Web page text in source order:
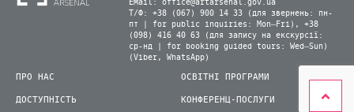
Email: office@artarsenal.gov.ua
Т/Ф: +38 (067) 900 14 33 (для звернень: пн-
пт | for public inquiries: Mon–Fri), +38
(098) 416 40 63 (для запису на екскурсії:
ср-нд | for booking guided tours: Wed–Sun)
(Viber, WhatsApp)
ПРО НАС
ДОСТУПНІСТЬ
ОСВІТНІ ПРОГРАМИ
КОНФЕРЕНЦ-ПОСЛУГИ